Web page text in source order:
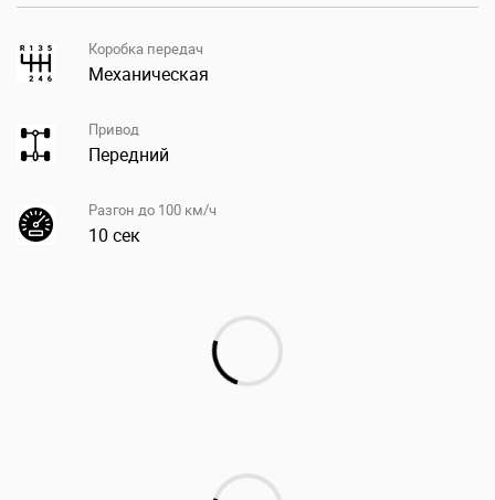
Коробка передач
Механическая
Привод
Передний
Разгон до 100 км/ч
10 сек